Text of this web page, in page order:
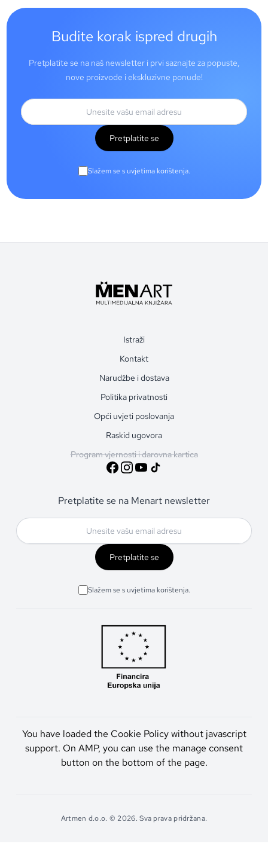
Budite korak ispred drugih
Pretplatite se na naš newsletter i prvi saznajte za popuste,
nove proizvode i ekskluzivne ponude!
Pretplatite se
Slažem se s uvjetima korištenja.
Istraži
Kontakt
Narudžbe i dostava
Politika privatnosti
Opći uvjeti poslovanja
Raskid ugovora
Program vjernosti i darovna kartica
Pretplatite se na Menart newsletter
Pretplatite se
Slažem se s uvjetima korištenja.
You have loaded the Cookie Policy without javascript
support. On AMP, you can use the manage consent
button on the bottom of the page.
Artmen d.o.o. © 2026. Sva prava pridržana.